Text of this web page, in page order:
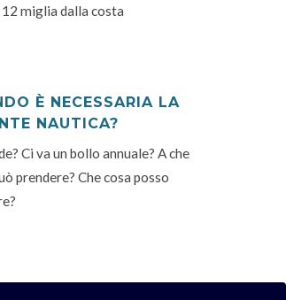
miglia dalla costa
È NECESSARIA LA
NAUTICA?
Ci va un bollo annuale? A che
prendere? Che cosa posso